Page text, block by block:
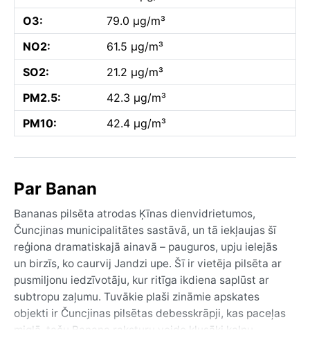
O3:
79.0 µg/m³
NO2:
61.5 µg/m³
SO2:
21.2 µg/m³
PM2.5:
42.3 µg/m³
PM10:
42.4 µg/m³
Par Banan
Bananas pilsēta atrodas Ķīnas dienvidrietumos,
Čuncjinas municipalitātes sastāvā, un tā iekļaujas šī
reģiona dramatiskajā ainavā – pauguros, upju ielejās
un birzīs, ko caurvij Jandzi upe. Šī ir vietēja pilsēta ar
pusmiljonu iedzīvotāju, kur ritīga ikdiena saplūst ar
subtropu zaļumu. Tuvākie plaši zināmie apskates
objekti ir Čuncjinas pilsētas debesskrāpji, kas paceļas
miglā, taču Banana raksturu veido klusāki kalnu